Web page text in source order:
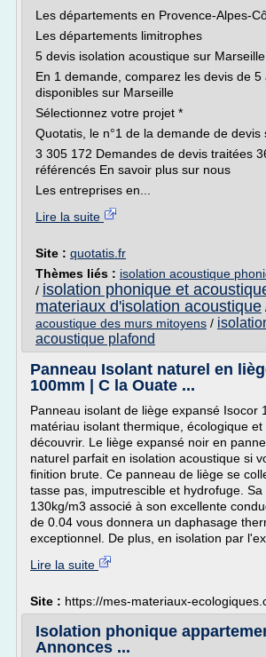
Les départements en Provence-Alpes-
Les départements limitrophes
5 devis isolation acoustique sur
En 1 demande, comparez les devis de 5
disponibles sur Marseille
Sélectionnez votre projet *
Quotatis, le n°1 de la demande de devis
3 305 172 Demandes de devis traitées
référencés En savoir plus sur nous
Les entreprises en...
Lire la suite
Site : quotatis.fr
Thèmes liés : isolation acoustique
/ isolation phonique et
materiaux d'isolation acoustique
acoustique des murs mitoyens /
acoustique plafond
Panneau Isolant naturel en
100mm | C la Ouate ...
Panneau isolant de liège expansé Isocor
matériau isolant thermique, écologique et
découvrir. Le liège expansé noir en
naturel parfait en isolation acoustique si
finition brute. Ce panneau de liège se
tasse pas, imputrescible et hydrofuge.
130kg/m3 associé à son excellente
de 0.04 vous donnera un daphasage
exceptionnel. De plus, en isolation par
Lire la suite
Site : https://mes-materiaux-
Isolation phonique
Annonces ...